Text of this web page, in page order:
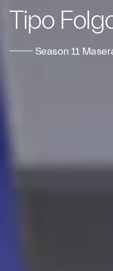
Tipo
Season 11